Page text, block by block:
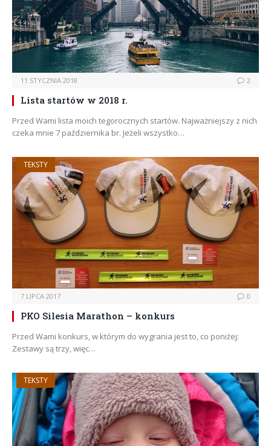
11 STYCZNIA 2018 2
Lista startów w 2018 r.
Przed Wami lista moich tegorocznych startów. Najważniejszy z nich
czeka mnie 7 października br. Jeżeli wszystko…
TEKSTY
7 LIPCA 2017 0
PKO Silesia Marathon – konkurs
Przed Wami konkurs, w którym do wygrania jest to, co poniżej:
Zestawy są trzy, więc…
TEKSTY